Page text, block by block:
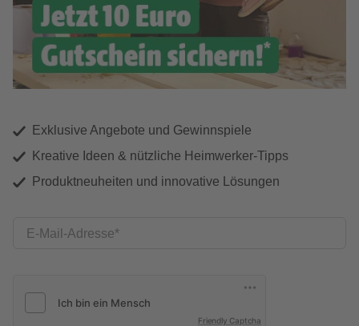
Exklusive Angebote und Gewinnspiele
Kreative Ideen & nützliche Heimwerker-Tipps
Produktneuheiten und innovative Lösungen
E-Mail-Adresse
Friendly Captcha